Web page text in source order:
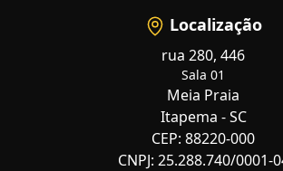
Localização
rua 280, 446
Sala 01
Meia Praia
Itapema - SC
CEP: 88220-000
CNPJ: 25.288.740/0001-